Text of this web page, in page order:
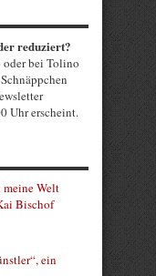
reduziert?
oder bei Tolino
Uhr erscheint.
Welt
Bischof
ein